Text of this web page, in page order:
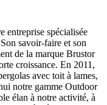
entreprise spécialisée
savoir-faire et son
de la marque Brustor
croissance. En 2011,
avec toit à lames,
notre gamme Outdoor
élan à notre activité, à